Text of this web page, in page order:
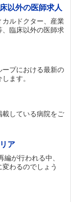
以外の医師求人
ルドクター、産業
、臨床以外の医師求
プにおける最新の
ます。
している病院をご
ア
が行われる中、
わるのでしょう